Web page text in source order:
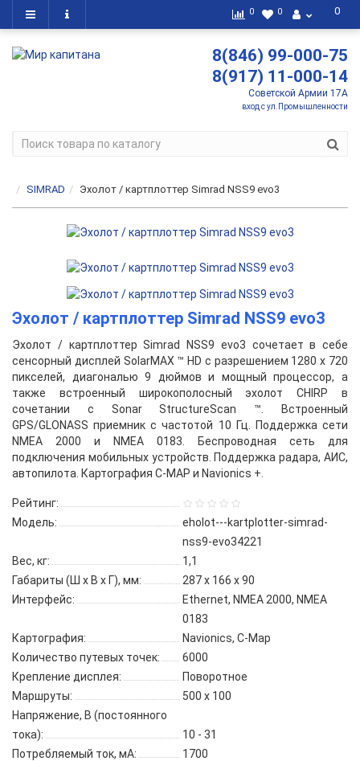
0
0 0
8(846) 99-000-75
8(917) 11-000-14
Советской Армии 17А
вход с ул.Промышленности
SIMRAD Эхолот / картплоттер Simrad NSS9 evo3
Эхолот / картплоттер Simrad NSS9 evo3
Эхолот / картплоттер Simrad NSS9 evo3 сочетает в себе
сенсорный дисплей SolarMAX ™ HD с разрешением 1280 х 720
пикселей, диагональю 9 дюймов и мощный процессор, а
также встроенный широкополосный эхолот CHIRP в
сочетании с Sonar StructureScan ™. Встроенный
GPS/GLONASS приемник с частотой 10 Гц. Поддержка сети
NMEA 2000 и NMEA 0183. Беспроводная сеть для
подключения мобильных устройств. Поддержка радара, АИС,
автопилота. Картография C-MAP и Navionics +.
Рейтинг:
Модель:
eholot---kartplotter-simrad-
nss9-evo34221
Вес, кг:
1,1
Габариты (Ш х В х Г), мм:
287 x 166 x 90
Интерфейс:
Ethernet, NMEA 2000, NMEA
0183
Картография:
Navionics, C-Map
Количество путевых точек:
6000
Крепление дисплея:
Поворотное
Маршруты:
500 x 100
Напряжение, В (постоянного
тока):
10 - 31
Потребляемый ток, мА:
1700